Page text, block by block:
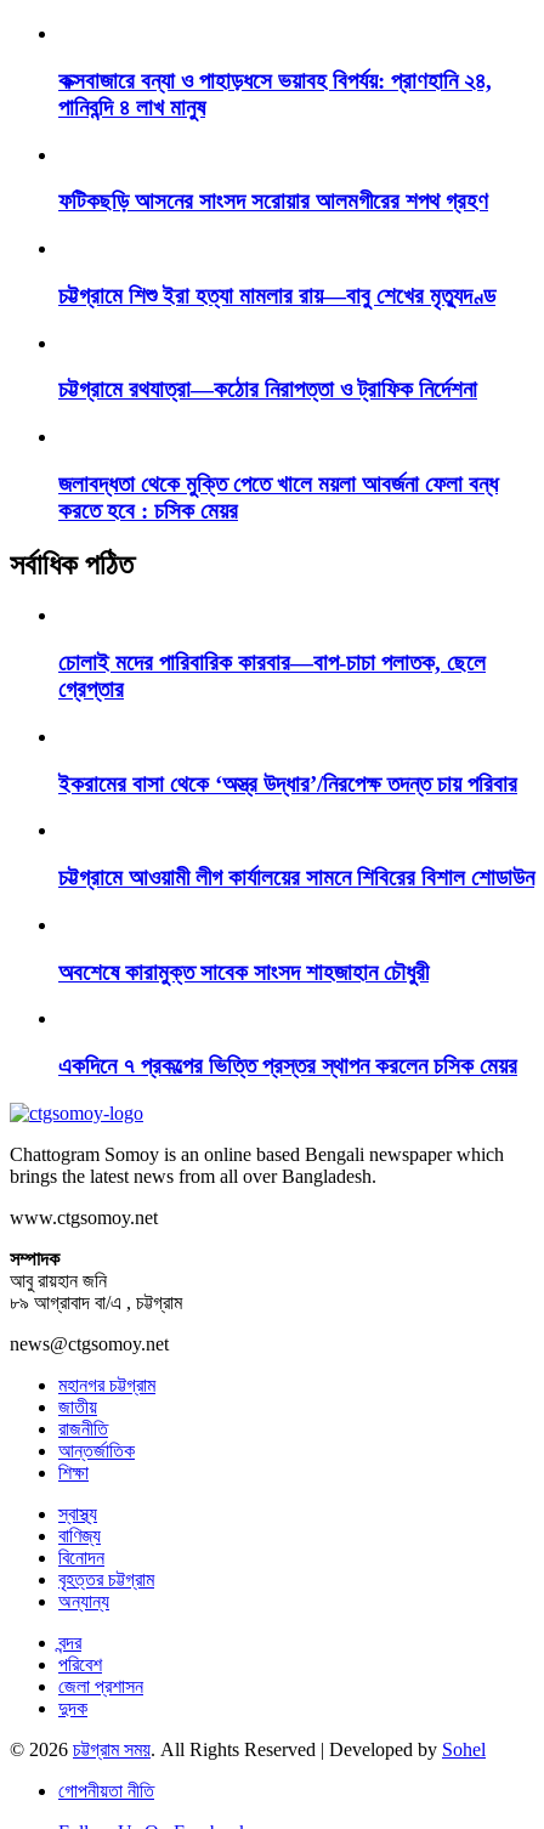
কক্সবাজারে বন্যা ও পাহাড়ধসে ভয়াবহ বিপর্যয়: প্রাণহানি ২৪,
পানিবন্দি ৪ লাখ মানুষ
ফটিকছড়ি আসনের সাংসদ সরোয়ার আলমগীরের শপথ গ্রহণ
চট্টগ্রামে শিশু ইরা হত্যা মামলার রায়—বাবু শেখের মৃত্যুদণ্ড
চট্টগ্রামে রথযাত্রা—কঠোর নিরাপত্তা ও ট্রাফিক নির্দেশনা
জলাবদ্ধতা থেকে মুক্তি পেতে খালে ময়লা আবর্জনা ফেলা বন্ধ
করতে হবে : চসিক মেয়র
সর্বাধিক পঠিত
চোলাই মদের পারিবারিক কারবার—বাপ-চাচা পলাতক, ছেলে
গ্রেপ্তার
ইকরামের বাসা থেকে ‘অস্ত্র উদ্ধার’/নিরপেক্ষ তদন্ত চায় পরিবার
চট্টগ্রামে আওয়ামী লীগ কার্যালয়ের সামনে শিবিরের বিশাল শোডাউন
অবশেষে কারামুক্ত সাবেক সাংসদ শাহজাহান চৌধুরী
একদিনে ৭ প্রকল্পের ভিত্তি প্রস্তর স্থাপন করলেন চসিক মেয়র
Chattogram Somoy is an online based Bengali newspaper which
brings the latest news from all over Bangladesh.
www.ctgsomoy.net
সম্পাদক
আবু রায়হান জনি
৮৯ আগ্রাবাদ বা/এ , চট্টগ্রাম
news@ctgsomoy.net
মহানগর চট্টগ্রাম
জাতীয়
রাজনীতি
আন্তর্জাতিক
শিক্ষা
স্বাস্থ্য
বাণিজ্য
বিনোদন
বৃহত্তর চট্টগ্রাম
অন্যান্য
বন্দর
পরিবেশ
জেলা প্রশাসন
দুদক
© 2026 চট্টগ্রাম সময়. All Rights Reserved | Developed by Sohel
গোপনীয়তা নীতি